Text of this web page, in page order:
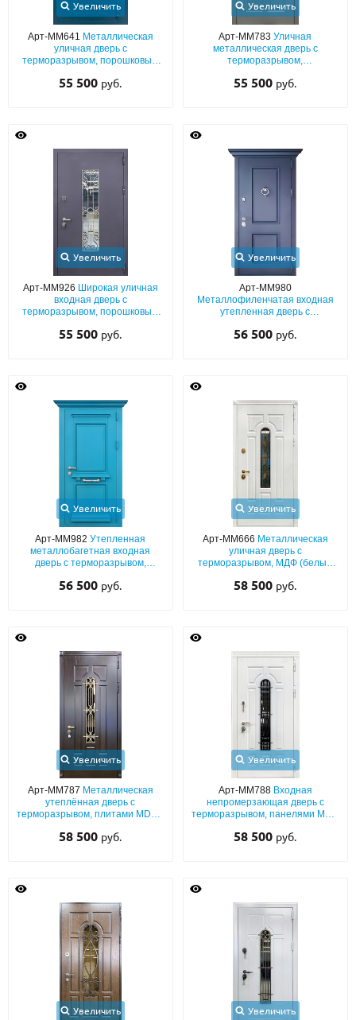
Увеличить
Арт-ММ641 Металлическая
уличная дверь с
терморазрывом, порошковым
выдавленным рисунком,
55 500 руб.
Увеличить
Арт-ММ783Уличная
металлическая дверь с
терморазрывом,
МДФ (серый окрас по RAL) с
55 500 руб.
Увеличить
Арт-ММ926 Широкая уличная
входная дверь с
терморазрывом, порошковым
стеклом и решеткой
55 500 руб.
Увеличить
Арт-ММ980
Металлофиленчатая входная
утепленная дверь с
окрашиванием, кнокером и
56 500 руб.
Увеличить
Арт-ММ982Утепленная
металлобагетная входная
дверь с терморазрывом,
окрашиванием и карнизом
56 500 руб.
Увеличить
Арт-ММ666 Металлическая
уличная дверь с
терморазрывом, МДФ (белый
витражным стеклом
58 500 руб.
Увеличить
Арт-ММ787 Металлическая
утеплённая дверь с
терморазрывом, плитами MDF с
узким стеклом
58 500 руб.
Увеличить
Арт-ММ788 Входная
непромерзающая дверь с
терморазрывом, панелями МДФ
стеклопакетом и ковкой
58 500 руб.
Увеличить Увеличить